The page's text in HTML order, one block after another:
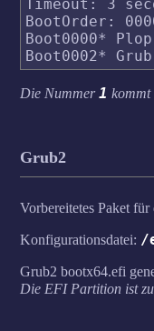
Timeout: 3
BootOrder:
Boot0000*
Die Nummer1 kommt
Grub2
Vorbereitetes Paket
Konfigurationsdatei: /
Grub2 bootx64.efi
Die EFI Partition ist